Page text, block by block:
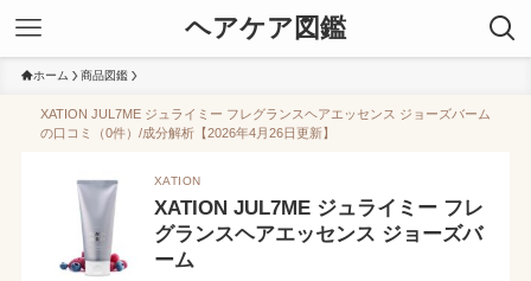
ヘアケア図鑑
ホーム 商品図鑑
XATION JUL7ME ジュライミー フレグランスヘアエッセンス ジョーズバーム
の口コミ（0件）/成分解析【2026年4月26日更新】
XATION
XATION JUL7ME ジュライミー フレ
グランスヘアエッセンス ジョーズバ
ーム